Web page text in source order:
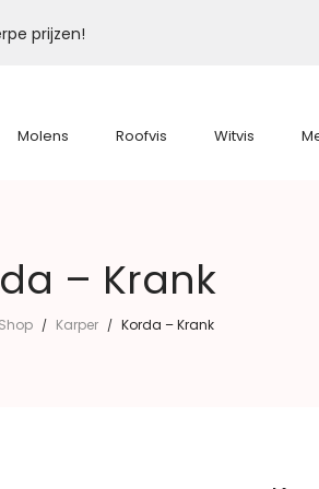
prijzen!
Molens Roofvis Witvis
– Krank
Shop / Karper / Korda – Krank